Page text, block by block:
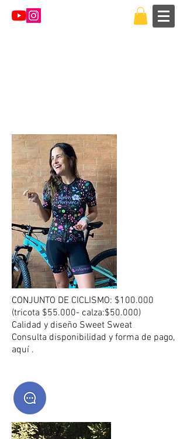
CONJUNTO DE CICLISMO: $100.000
(tricota $55.000- calza:$50.000)
Calidad y diseño Sweet Sweat
Consulta disponibilidad y forma de pago,
aquí .